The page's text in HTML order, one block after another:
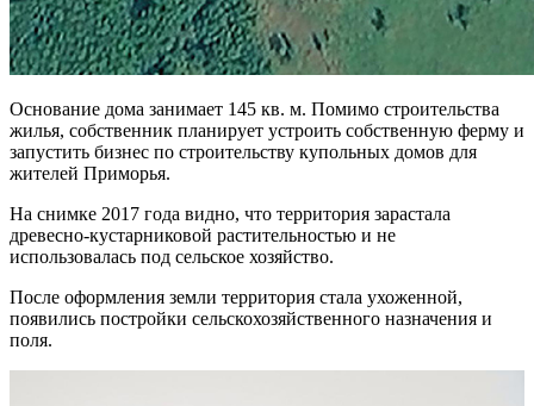
Основание дома занимает 145 кв. м. Помимо строительства
жилья, собственник планирует устроить собственную ферму и
запустить бизнес по строительству купольных домов для
жителей Приморья.
На снимке 2017 года видно, что территория зарастала
древесно-кустарниковой растительностью и не
использовалась под сельское хозяйство.
После оформления земли территория стала ухоженной,
появились постройки сельскохозяйственного назначения и
поля.